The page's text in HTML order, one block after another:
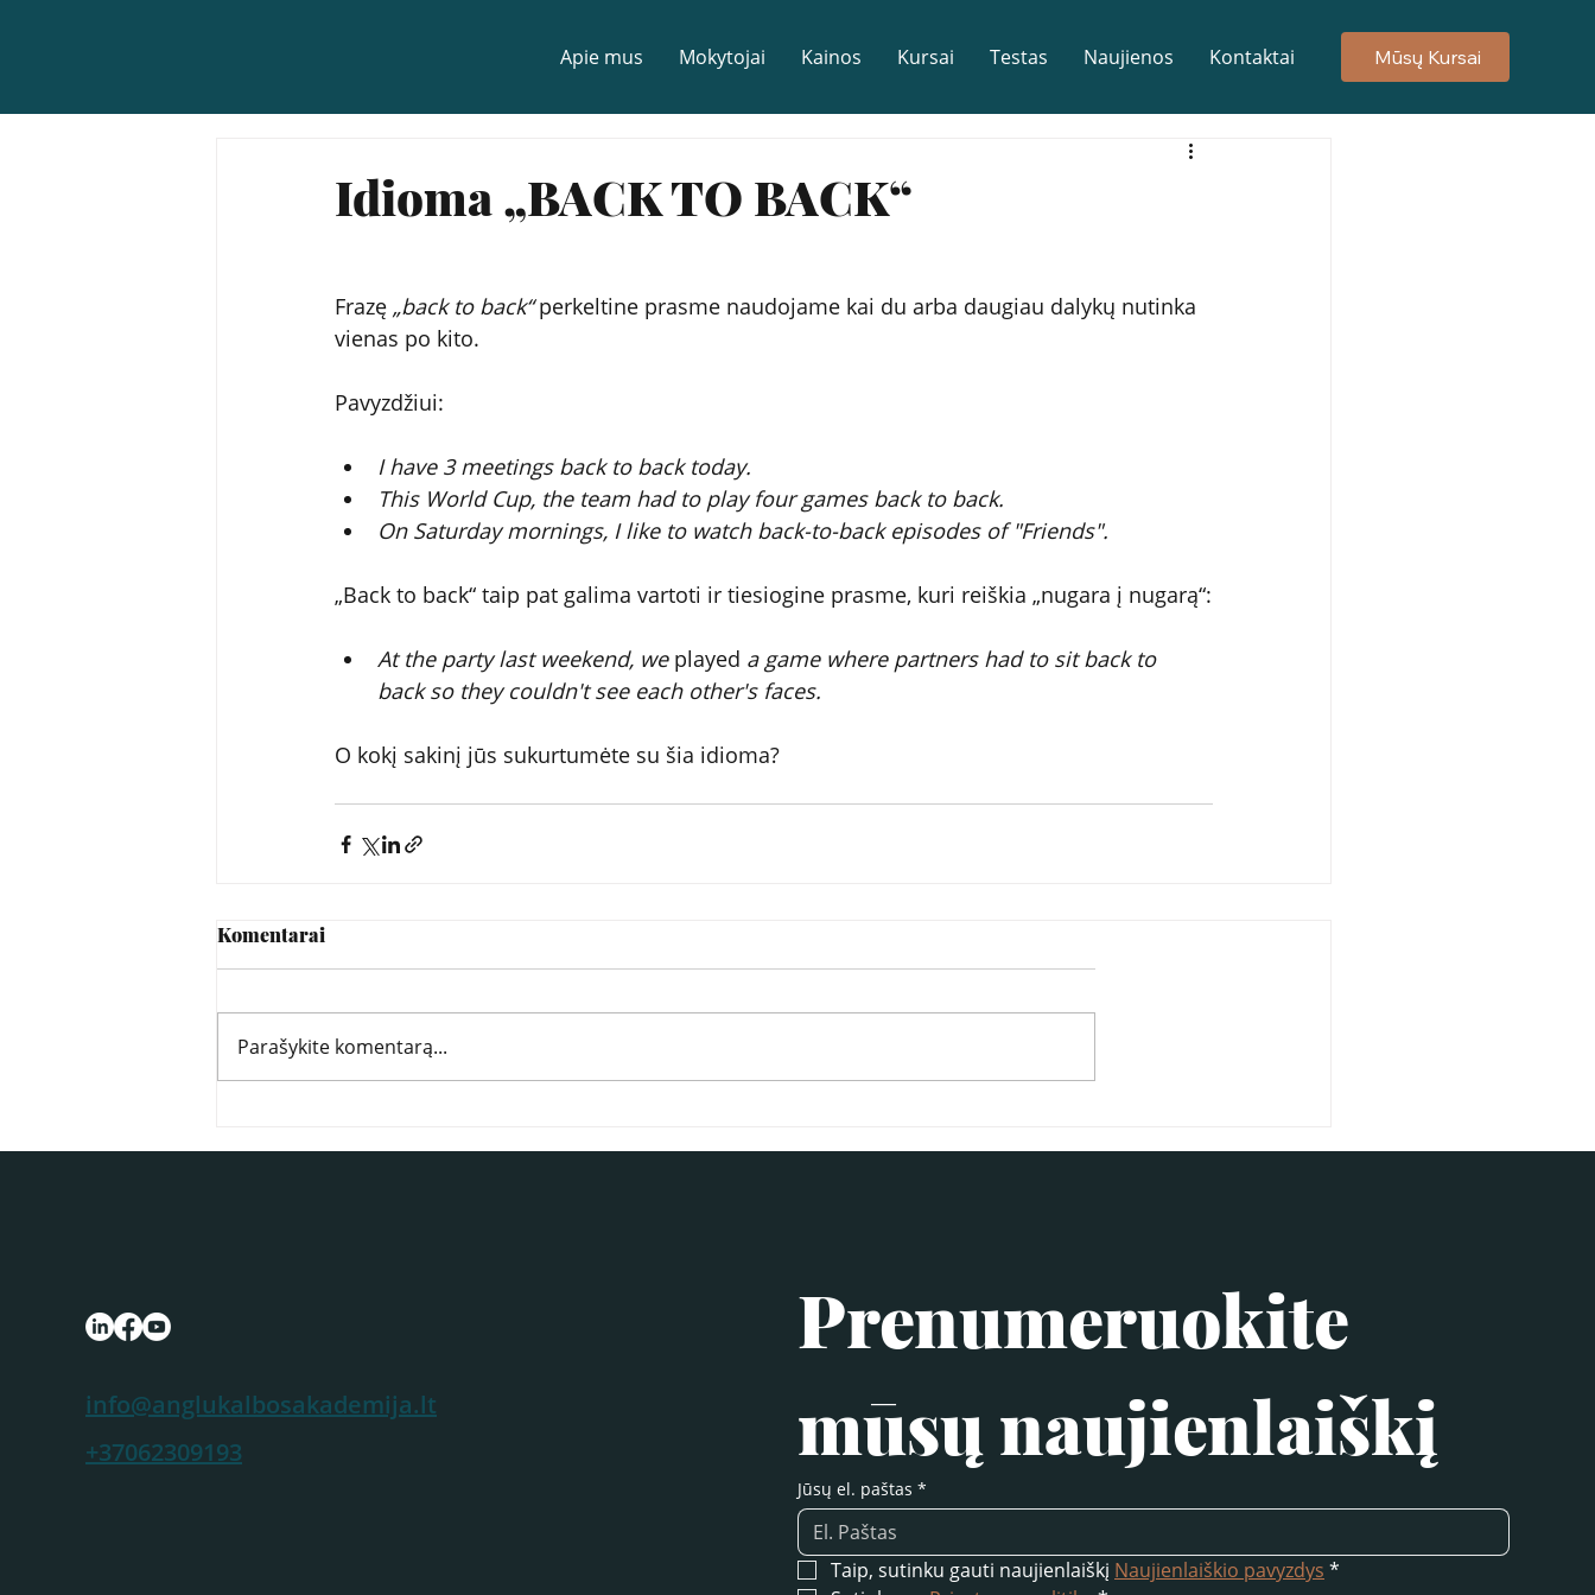
Apie mus Mokytojai Kainos Kursai Testas Naujienos Kontaktai Mūsų Kursai
Idioma „BACK TO BACK“
Frazę „back to back“ perkeltine prasme naudojame kai du arba daugiau dalykų nutinka
vienas po kito.
Pavyzdžiui:
I have 3 meetings back to back today.
This World Cup, the team had to play four games back to back.
On Saturday mornings, I like to watch back-to-back episodes of "Friends".
„Back to back“ taip pat galima vartoti ir tiesiogine prasme, kuri reiškia „nugara į nugarą“:
At the party last weekend, we played a game where partners had to sit back to
back so they couldn't see each other's faces.
O kokį sakinį jūs sukurtumėte su šia idioma?
Komentarai
Parašykite komentarą...
info@anglukalbosakademija.lt
+37062309193
Prenumeruokite
mūsų naujienlaiškį
Jūsų el. paštas *
Taip, sutinku gauti naujienlaiškį Naujienlaiškio pavyzdys *